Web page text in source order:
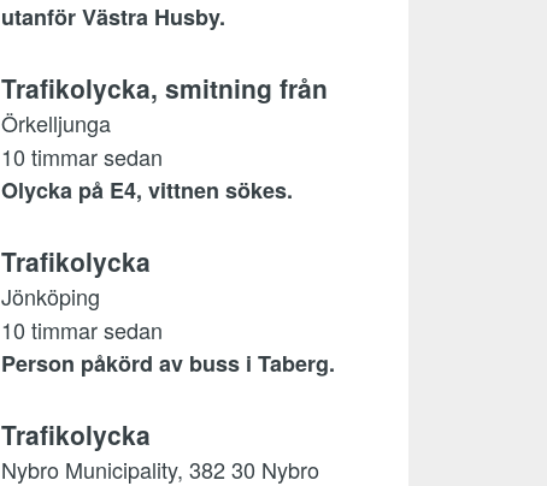
utanför Västra Husby.
Trafikolycka, smitning från
Örkelljunga
10 timmar sedan
Olycka på E4, vittnen sökes.
Trafikolycka
Jönköping
10 timmar sedan
Person påkörd av buss i Taberg.
Trafikolycka
Nybro Municipality, 382 30 Nybro